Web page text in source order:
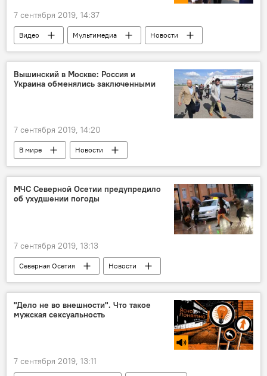
7 сентября 2019, 14:37
Видео Мультимедиа Новости
Вышинский в Москве: Россия и
Украина обменялись заключенными
7 сентября 2019, 14:20
В мире Новости
МЧС Северной Осетии предупредило
об ухудшении погоды
7 сентября 2019, 13:13
Северная Осетия Новости
"Дело не во внешности". Что такое
мужская сексуальность
7 сентября 2019, 13:11